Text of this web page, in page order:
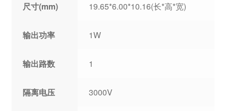
尺寸(mm) 19.65*6.00*10.16(长*高*宽)
输出功率 1W
输出路数 1
隔离电压 3000V